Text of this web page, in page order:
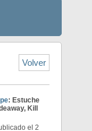
Volver
: Estuche
Kill
el 2